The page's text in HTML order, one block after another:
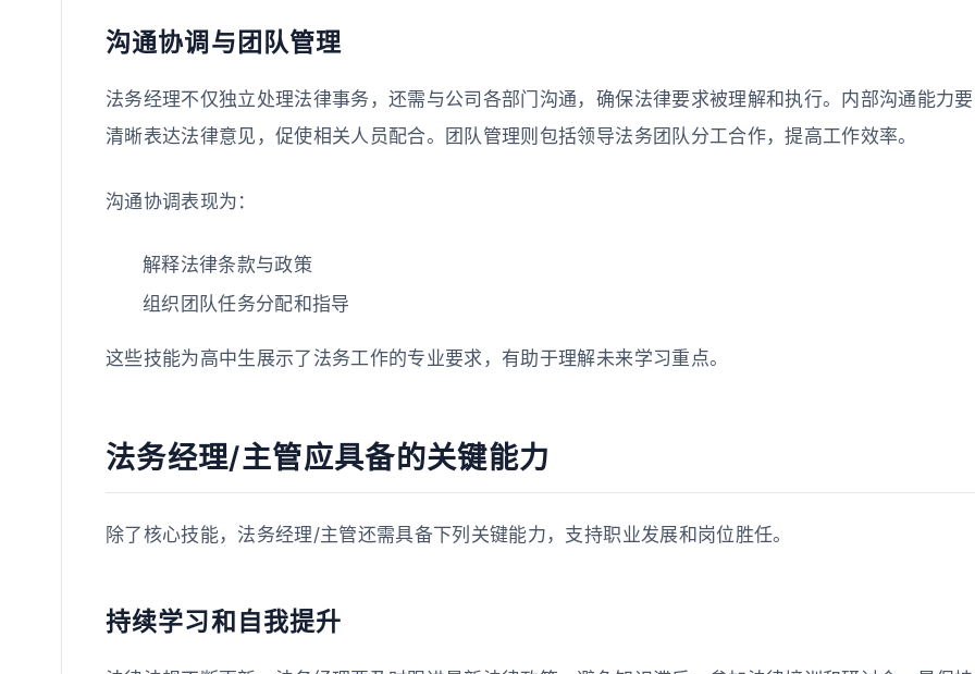
沟通协调与团队管理
法务经理不仅独立处理法律事务，还需与公司各部门沟通，确保法律要求被理解和执行。内部沟通能力
清晰表达法律意见，促使相关人员配合。团队管理则包括领导法务团队分工合作，提高工作效率。
沟通协调表现为：
解释法律条款与政策
组织团队任务分配和指导
这些技能为高中生展示了法务工作的专业要求，有助于理解未来学习重点。
法务经理/主管应具备的关键能力
除了核心技能，法务经理/主管还需具备下列关键能力，支持职业发展和岗位胜任。
持续学习和自我提升